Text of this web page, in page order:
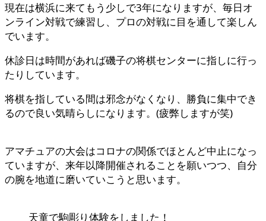
現在は横浜に来てもう少しで3年になりますが、毎日オ
ンライン対戦で練習し、プロの対戦に目を通して楽しん
でいます。
休診日は時間があれば磯子の将棋センターに指しに行っ
たりしています。
将棋を指している間は邪念がなくなり、勝負に集中でき
るので良い気晴らしになります。(疲弊しますが笑)
アマチュアの大会はコロナの関係でほとんど中止になっ
ていますが、来年以降開催されることを願いつつ、自分
の腕を地道に磨いていこうと思います。
天童で駒彫り体験をしました！